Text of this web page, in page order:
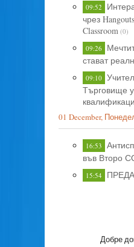
09:52
чрез
Classroom (0)
09:26
стават
09:10
Търговище
01 December,
16:53
във Второ
15:54
Добре